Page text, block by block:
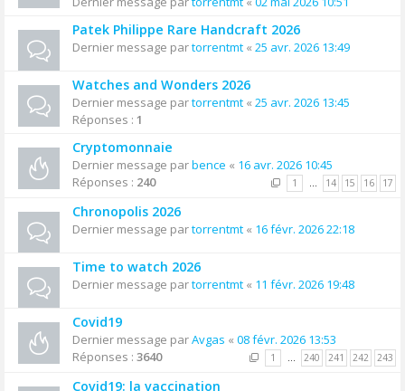
Patek Philippe Rare Handcraft 2026
Dernier message partorrentmt « 25 avr. 2026 13:49
Watches and Wonders 2026
Dernier message partorrentmt « 25 avr. 2026 13:45
Réponses : 1
Cryptomonnaie
Dernier message parbence « 16 avr. 2026 10:45
Réponses : 240 1 … 14 15 16 17
Chronopolis 2026
Dernier message partorrentmt « 16 févr. 2026 22:18
Time to watch 2026
Dernier message partorrentmt « 11 févr. 2026 19:48
Covid19
Dernier message parAvgas « 08 févr. 2026 13:53
Réponses : 3640 1 … 240 241 242 243
Covid19: la vaccination